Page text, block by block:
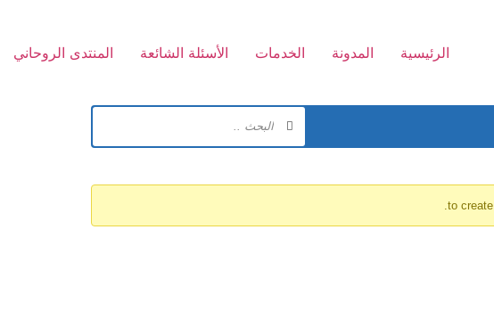
الرئيسية المدونة الخدمات الأسئلة الشائعة المنتدى الروحاني